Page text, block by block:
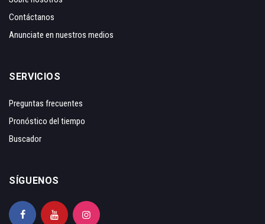
Contáctanos
Anunciate en nuestros medios
SERVICIOS
Preguntas frecuentes
Pronóstico del tiempo
Buscador
SÍGUENOS